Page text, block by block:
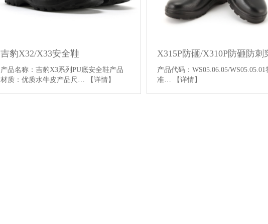
吉豹X32/X33安全鞋
产品名称：吉豹X3系列PU底安全鞋产品
材质：优质水牛皮产品尺…
【详情】
产品代码：WS05.06.05/WS05.05.01
准…
【详情】